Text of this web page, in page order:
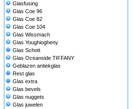
Glasfusing
Glas Coe 96
Glas Coe 82
Glas Coe 104
Glas Wissmach
Glas Youghiogheny
Glas Schott
Glas Oceanside TIFFANY
Geblazen antiekglas
Rest glas
Glas extra
Glas bevels
Glas nuggets
Glas juwelen